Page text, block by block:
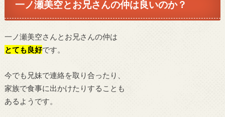
一ノ瀬美空とお兄さんの仲は良いのか？
一ノ瀬美空さんとお兄さんの仲は
とても良好です。
今でも兄妹で連絡を取り合ったり、
家族で食事に出かけたりすることも
あるようです。